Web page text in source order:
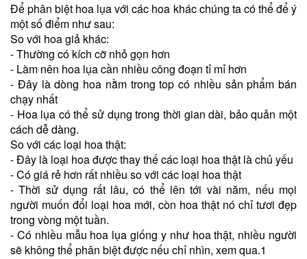
Để phân biệt hoa lụa với các hoa khác chúng ta có thể để ý
một số điểm như sau:
So với hoa giả khác:
- Thường có kích cỡ nhỏ gọn hơn
- Làm nên hoa lụa cần nhiều công đoạn tỉ mỉ hơn
- Đây là dòng hoa nằm trong top có nhiều sản phẩm bán
chạy nhất
- Hoa lụa có thể sử dụng trong thời gian dài, bảo quản một
cách dễ dàng.
So với các loại hoa thật:
- Đây là loại hoa được thay thế các loại hoa thật là chủ yếu
- Có giá rẻ hơn rất nhiều so với các loại hoa thật
- Thời sử dụng rất lâu, có thể lên tới vài năm, nếu mọi
người muốn đổi loại hoa mới, còn hoa thật nó chỉ tươi đẹp
trong vòng một tuần.
- Có nhiều mẫu hoa lụa giống y như hoa thật, nhiều người
sẽ không thể phân biệt được nếu chỉ nhìn, xem qua.1